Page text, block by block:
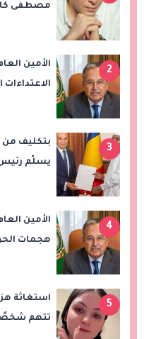
مصطفى
2
الأمين
3
بتكليف من
يسلّم
4
الأمين
هجمات
5
استغاثة
تتهم شخصًا